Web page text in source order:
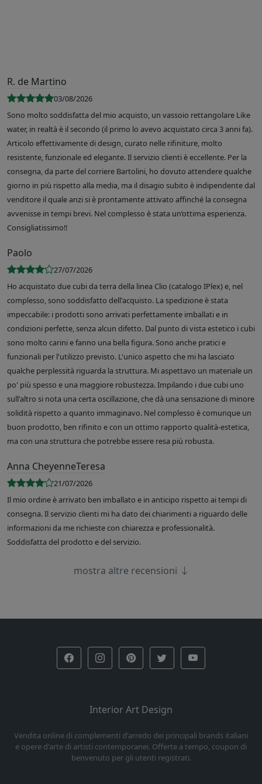
R. de Martino
03/08/2026
Sono molto soddisfatta del mio acquisto, un vassoio rettangolare Like
water, in realtà è il secondo (il primo lo avevo acquistato circa 3 anni fa).
Articolo effettivamente di design, curato nelle rifiniture, molto
resistente, funzionale ed elegante. Il servizio clienti è eccellente. Per la
consegna, da parte del corriere Bartolini, ho dovuto attendere qualche
giorno in più rispetto alla media, ma il disagio subito è indipendente dal
venditore il quale anzi si è prontamente attivato affinché la consegna
avvenisse in tempi brevi. Nel complesso è stata un’ottima esperienza.
Consigliatissimo!!
Paolo
27/07/2026
Ho acquistato due cubi da terra della linea Clio (catalogo IPlex) e, nel
complesso, sono soddisfatto dell'acquisto. La spedizione è stata
impeccabile: i prodotti sono arrivati perfettamente imballati e in
condizioni perfette, senza alcun difetto. Dal punto di vista estetico i cubi
sono molto carini e fanno una bella figura. Sono anche pratici e
funzionali per l'utilizzo previsto. L'unico aspetto che mi ha lasciato
qualche perplessità riguarda la struttura. Mi aspettavo un materiale un
po' più spesso e una maggiore robustezza. Impilando i due cubi uno
sull'altro si nota una certa oscillazione, che dà una sensazione di minore
solidità rispetto a quanto immaginavo. Nel complesso è comunque un
buon prodotto, ben rifinito e con un ottimo rapporto qualità-estetica,
ma con una struttura che potrebbe essere resa più robusta.
Anna CheyenneTeresa
21/07/2026
Il mio ordine è arrivato ben imballato e in anticipo rispetto ai tempi di
consegna. Il servizio clienti mi ha dato dei chiarimenti a riguardo delle
informazioni da me richieste con chiarezza e professionalità.
Soddisfatta del prodotto e del servizio.
mostra altre recensioni
Interior Art Design
Vendita online di complementi d'arredo dei principali brands italiani
e opere d'arte di artisti contemporanei. Offerte a tempo, coupon di
benvenuto per gli utenti registrati.